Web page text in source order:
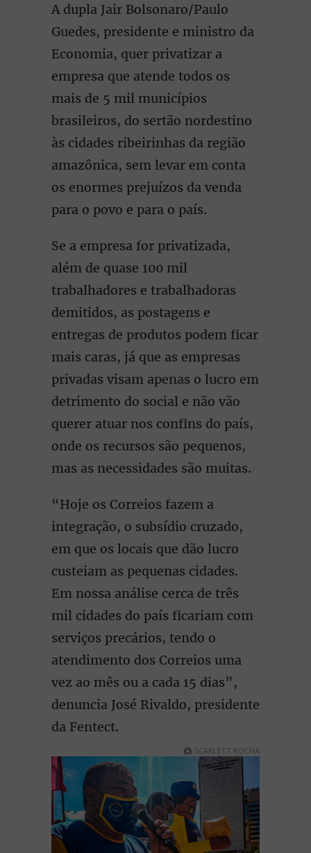
A dupla Jair Bolsonaro/Paulo
Guedes, presidente e ministro da
Economia, quer privatizar a
empresa que atende todos os
mais de 5 mil municípios
brasileiros, do sertão nordestino
às cidades ribeirinhas da região
amazônica, sem levar em conta
os enormes prejuízos da venda
para o povo e para o país.
Se a empresa for privatizada,
além de quase 100 mil
trabalhadores e trabalhadoras
demitidos, as postagens e
entregas de produtos podem ficar
mais caras, já que as empresas
privadas visam apenas o lucro em
detrimento do social e não vão
querer atuar nos confins do país,
onde os recursos são pequenos,
mas as necessidades são muitas.
“Hoje os Correios fazem a
integração, o subsídio cruzado,
em que os locais que dão lucro
custeiam as pequenas cidades.
Em nossa análise cerca de três
mil cidades do país ficariam com
serviços precários, tendo o
atendimento dos Correios uma
vez ao mês ou a cada 15 dias”,
denuncia José Rivaldo, presidente
da Fentect.
SCARLETT ROCHA